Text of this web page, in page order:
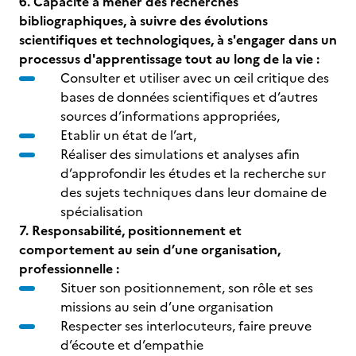
bibliographiques, à suivre des évolutions
scientifiques et technologiques, à s'engager dans un
processus d'apprentissage tout au long de la vie :
Consulter et utiliser avec un œil critique des
bases de données scientifiques et d’autres
sources d’informations appropriées,
Etablir un état de l’art,
Réaliser des simulations et analyses afin
d’approfondir les études et la recherche sur
des sujets techniques dans leur domaine de
spécialisation
7. Responsabilité, positionnement et
comportement au sein d’une organisation,
professionnelle :
Situer son positionnement, son rôle et ses
missions au sein d’une organisation
Respecter ses interlocuteurs, faire preuve
d’écoute et d’empathie